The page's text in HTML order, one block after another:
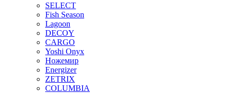
SELECT
Fish Season
Lagoon
DECOY
CARGO
Yoshi Onyx
Ножемир
Energizer
ZETRIX
COLUMBIA